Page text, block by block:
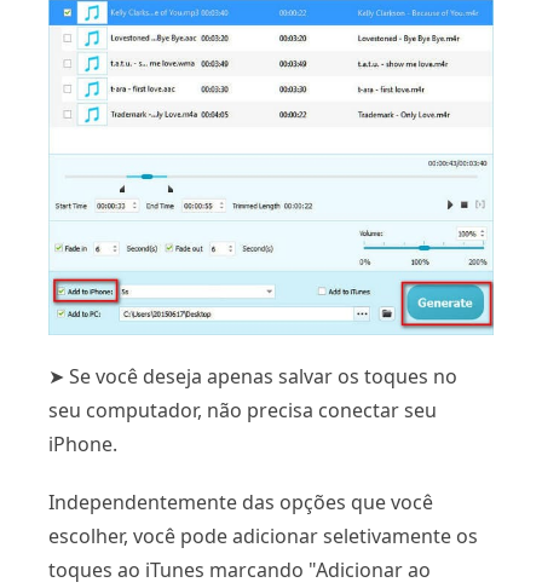
➤ Se você deseja apenas salvar os toques no
seu computador, não precisa conectar seu
iPhone.
Independentemente das opções que você
escolher, você pode adicionar seletivamente os
toques ao iTunes marcando "Adicionar ao